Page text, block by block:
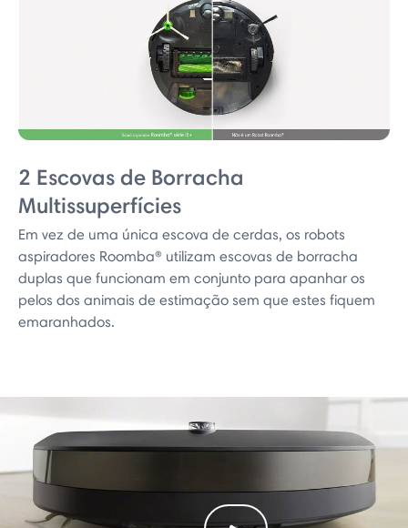
2 Escovas de Borracha
Multissuperfícies
Em vez de uma única escova de cerdas, os robots
aspiradores Roomba® utilizam escovas de borracha
duplas que funcionam em conjunto para apanhar os
pelos dos animais de estimação sem que estes fiquem
emaranhados.